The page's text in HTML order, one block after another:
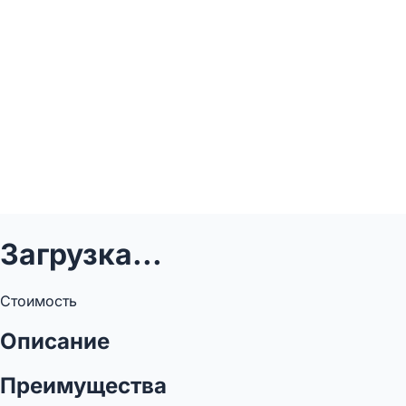
Загрузка...
Стоимость
Описание
Преимущества